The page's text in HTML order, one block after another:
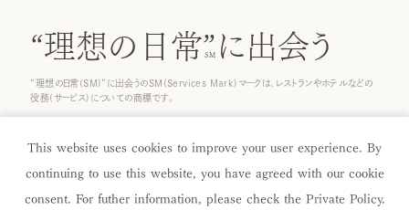
“理想の日常”に出会う
“理想の日常(SM)”に出会うのSM(Services Mark)マークは、レストランやホテルなどの
役務(サービス)についての商標です。
This website uses cookies to improve your user experience. By
continuing to use this website, you have agreed with our cookie
consent. For futher information, please check the Private Policy.